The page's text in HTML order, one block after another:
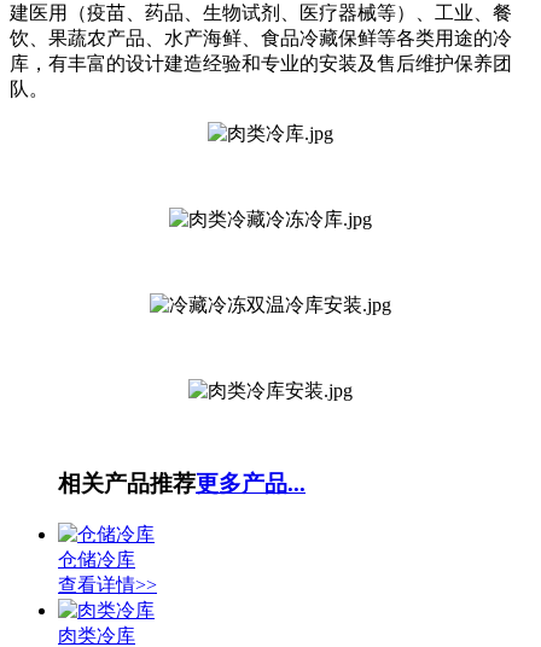
建医用（疫苗、药品、生物试剂、医疗器械等）、工业、餐
饮、果蔬农产品、水产海鲜、食品冷藏保鲜等各类用途的冷
库，有丰富的设计建造经验和专业的安装及售后维护保养团
队。
相关产品推荐更多产品...
仓储冷库
查看详情>>
肉类冷库